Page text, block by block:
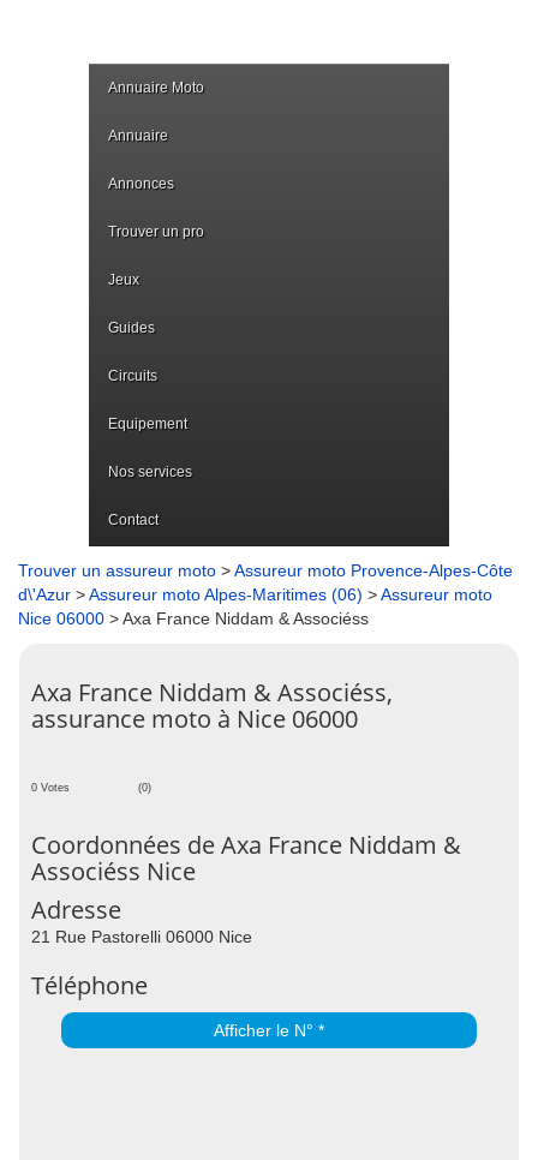
Annuaire Moto
Annuaire
Annonces
Trouver un pro
Jeux
Guides
Circuits
Equipement
Nos services
Contact
Trouver un assureur moto >Assureur moto Provence-Alpes-Côte
d\'Azur >Assureur moto Alpes-Maritimes (06) >Assureur moto
Nice 06000 > Axa France Niddam & Associéss
Axa France Niddam & Associéss,
assurance moto à Nice 06000
0 Votes (0)
Coordonnées de Axa France Niddam &
Associéss Nice
Adresse
21 Rue Pastorelli 06000 Nice
Téléphone
Afficher le N° *